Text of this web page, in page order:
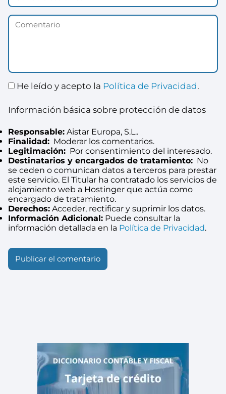
He leído y acepto la Política de Privacidad.
Información básica sobre protección de datos
Responsable: Aistar Europa, S.L..
Finalidad: Moderar los comentarios.
Legitimación: Por consentimiento del interesado.
Destinatarios y encargados de tratamiento: No
se ceden o comunican datos a terceros para prestar
este servicio. El Titular ha contratado los servicios de
alojamiento web a Hostinger que actúa como
encargado de tratamiento.
Derechos: Acceder, rectificar y suprimir los datos.
Información Adicional: Puede consultar la
información detallada en la Política de Privacidad.